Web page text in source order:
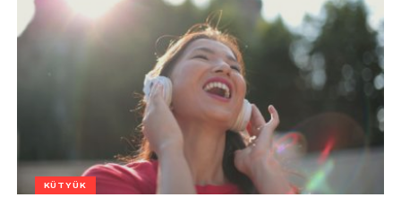
KÜTYÜK